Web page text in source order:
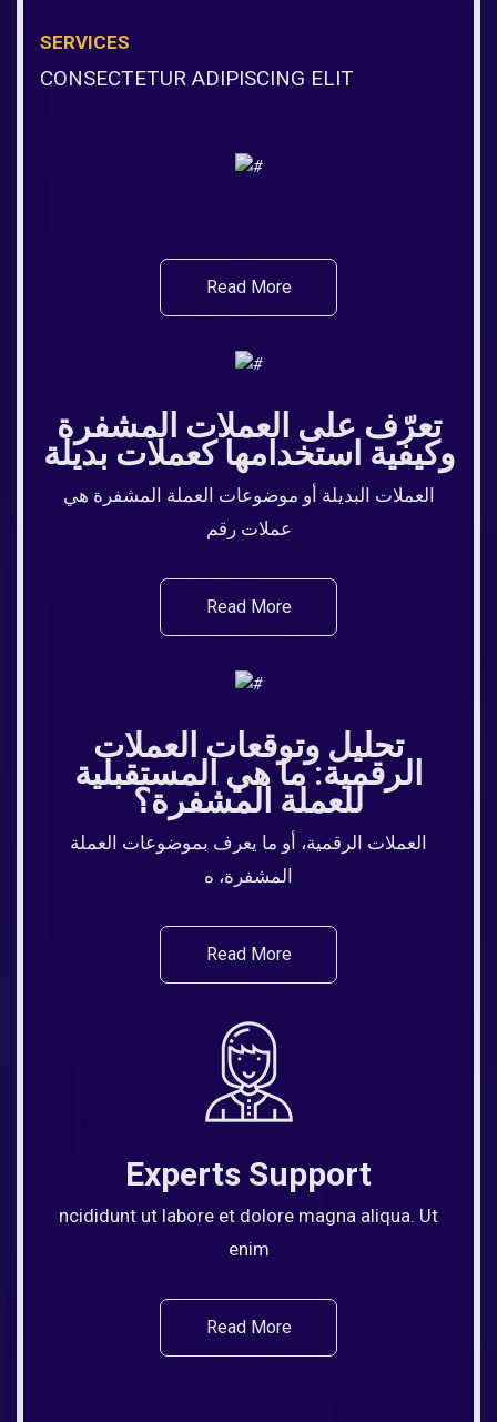
SERVICES
CONSECTETUR ADIPISCING ELIT
Read More
تعرّف على العملات المشفرة
وكيفية استخدامها كعملات بديلة
العملات البديلة أو موضوعات العملة المشفرة هي
عملات رقم
Read More
تحليل وتوقعات العملات
الرقمية: ما هي المستقبلية
للعملة المشفرة؟
العملات الرقمية، أو ما يعرف بموضوعات العملة
المشفرة، ه
Read More
Experts Support
ncididunt ut labore et dolore magna aliqua. Ut
enim
Read More